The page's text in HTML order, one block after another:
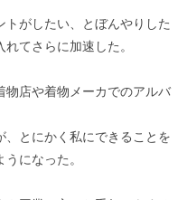
がしたい、とぼんやりした
てさらに加速した。
物店や着物メーカでのアルバ
とにかく私にできることを
になった。